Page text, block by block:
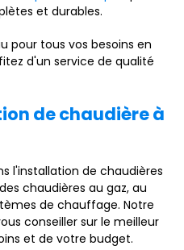
et durables.
pour tous vos besoins en
d'un service de qualité
de chaudière à
l'installation de chaudières
chaudières au gaz, au
de chauffage. Notre
conseiller sur le meilleur
et de votre budget.